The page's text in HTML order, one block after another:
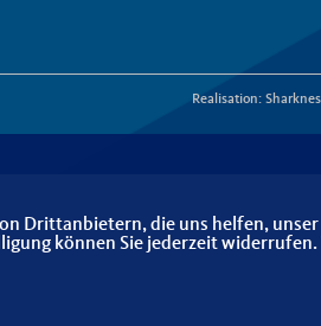
Realisation:
Drittanbietern, die uns helfen, unser
können Sie jederzeit widerrufen.